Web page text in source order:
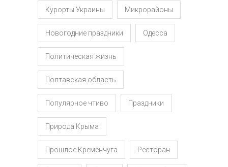
Курорты Украины Микрорайоны
Новогодние праздники Одесса
Политическая жизнь
Полтавская область
Популярное чтиво Праздники
Природа Крыма
Прошлое Кременчуга Ресторан